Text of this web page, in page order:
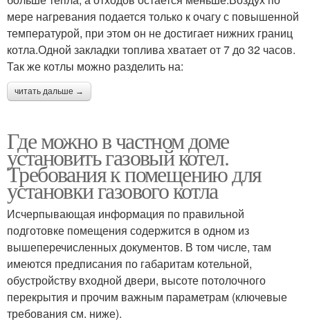
мере нагревания подается только к очагу с повышенной
температурой, при этом он не достигает нижних границ
котла.Одной закладки топлива хватает от 7 до 32 часов.
Так же котлы можно разделить на:
читать дальше →
Где можно в частном доме
установить газовый котел.
Требования к помещению для
установки газового котла
Исчерпывающая информация по правильной
подготовке помещения содержится в одном из
вышеперечисленных документов. В том числе, там
имеются предписания по габаритам котельной,
обустройству входной двери, высоте потолочного
перекрытия и прочим важным параметрам (ключевые
требования см. ниже).